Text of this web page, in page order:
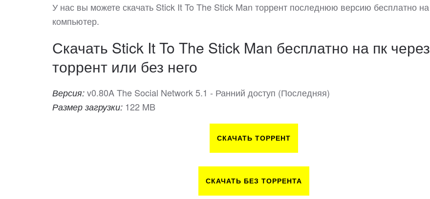
У нас вы можете скачать Stick It To The Stick Man торрент последнюю версию бесплатно на
компьютер.
Скачать Stick It To The Stick Man бесплатно на пк через
торрент или без него
Версия: v0.80A The Social Network 5.1 - Ранний доступ (Последняя)
Размер загрузки: 122 MB
СКАЧАТЬ ТОРРЕНТ
СКАЧАТЬ БЕЗ ТОРРЕНТА